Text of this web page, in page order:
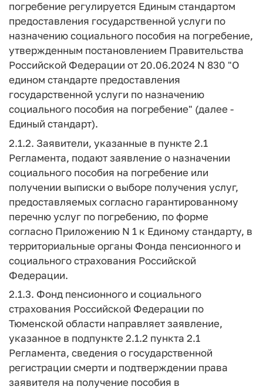
погребение регулируется Единым стандартом
предоставления государственной услуги по
назначению социального пособия на погребение,
утвержденным постановлением Правительства
Российской Федерации от 20.06.2024 N 830 "О
едином стандарте предоставления
государственной услуги по назначению
социального пособия на погребение" (далее -
Единый стандарт).
2.1.2. Заявители, указанные в пункте 2.1
Регламента, подают заявление о назначении
социального пособия на погребение или
получении выписки о выборе получения услуг,
предоставляемых согласно гарантированному
перечню услуг по погребению, по форме
согласно Приложению N 1 к Единому стандарту, в
территориальные органы Фонда пенсионного и
социального страхования Российской
Федерации.
2.1.3. Фонд пенсионного и социального
страхования Российской Федерации по
Тюменской области направляет заявление,
указанное в подпункте 2.1.2 пункта 2.1
Регламента, сведения о государственной
регистрации смерти и подтверждении права
заявителя на получение пособия в